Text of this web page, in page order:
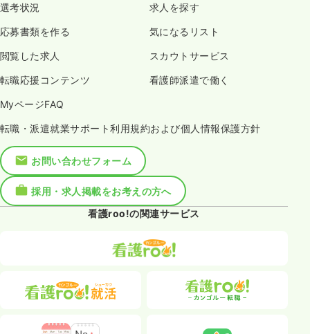
選考状況 求人を探す
応募書類を作る 気になるリスト
閲覧した求人 スカウトサービス
転職応援コンテンツ 看護師派遣で働く
MyページFAQ
転職・派遣就業サポート利用規約および個人情報保護方針
お問い合わせフォーム
採用・求人掲載をお考えの方へ
看護roo!の関連サービス